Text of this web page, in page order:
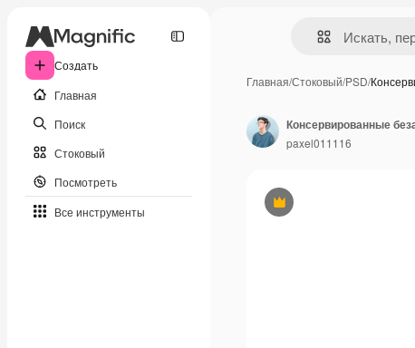
Создать
Главная
Поиск
Стоковый
Посмотреть
Все инструменты
Главная/Стоковый/PSD/
Премиум
paxel011116